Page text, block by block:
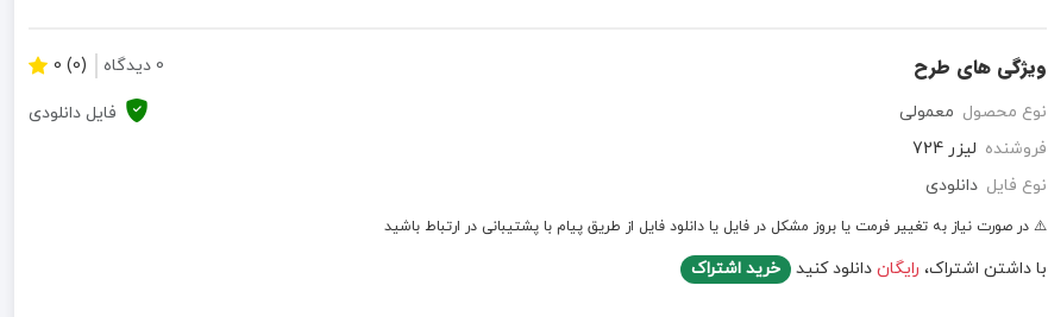
ویژگی های طرح
نوع محصول معمولی
فروشنده لیزر 724
نوع فایل دانلودی
0 دیدگاه (0) 0
فایل دانلودی
⚠️ در صورت نیاز به تغییر فرمت یا بروز مشکل در فایل یا دانلود فایل از طریق پیام با پشتیبانی در ارتباط باشید
با داشتن اشتراک، رایگان دانلود کنید خرید اشتراک